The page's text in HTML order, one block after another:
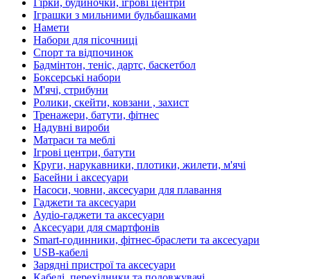
Гірки, будиночки, ігрові центри
Іграшки з мильними бульбашками
Намети
Набори для пісочниці
Спорт та відпочинок
Бадмінтон, теніс, дартс, баскетбол
Боксерські набори
М'ячі, стрибуни
Ролики, скейти, ковзани , захист
Тренажери, батути, фітнес
Надувні вироби
Матраси та меблі
Ігрові центри, батути
Круги, нарукавники, плотики, жилети, м'ячі
Басейни і аксесуари
Насоси, човни, аксесуари для плавання
Гаджети та аксесуари
Аудіо-гаджети та аксесуари
Аксесуари для смартфонів
Smart-годинники, фітнес-браслети та аксесуари
USB-кабелі
Зарядні пристрої та аксесуари